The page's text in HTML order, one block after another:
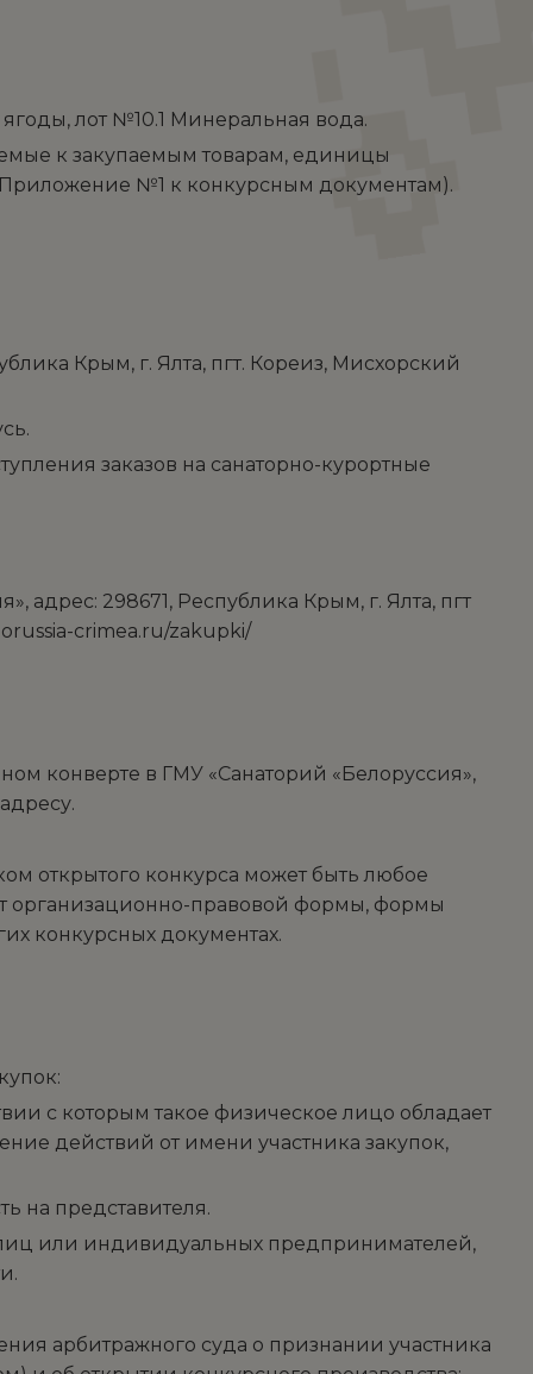
лот №10.1 Минеральная вода.
к закупаемым товарам, единицы
№1 к конкурсным документам).
Крым, г. Ялта, пгт. Кореиз, Мисхорский
заказов на санаторно-курортные
адрес: 298671, Республика Крым, г. Ялта, пгт
crimea.ru/zakupki/
конверте в ГМУ «Санаторий «Белоруссия»,
открытого конкурса может быть любое
организационно-правовой формы, формы
конкурсных документах.
с которым такое физическое лицо обладает
действий от имени участника закупок,
на представителя.
лиц или индивидуальных предпринимателей,
арбитражного суда о признании участника